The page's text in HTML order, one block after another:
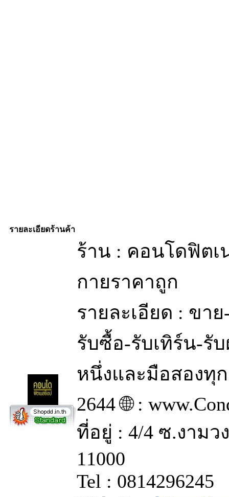
รายละเอียดร้านค้า
ร้าน : คอนโดฟิตเ
กายราคาถูก
รายละเอียด : ขา
รับซื้อ-รับเทิร์น-รั
หนึ่งและมือสองทุ
2644 🌐 :
ที่อยู่ : 4/4 ซ.งามว
11000
Tel : 0814296245